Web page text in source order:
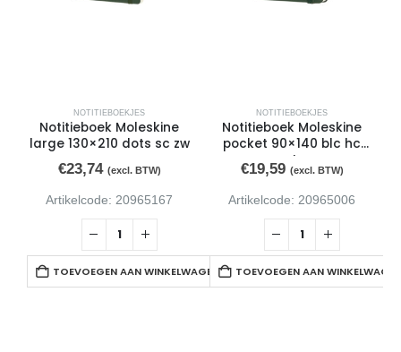
NOTITIEBOEKJES
Notitieboek Moleskine
large 130×210 dots sc zw
€23,74 (excl. BTW)
Artikelcode: 20965167
TOEVOEGEN AAN WINKELWAGEN
NOTITIEBOEKJES
Notitieboek Moleskine
pocket 90×140 blc hc
myrt gn
€19,59 (excl. BTW)
Artikelcode: 20965006
TOEVOEGEN AAN